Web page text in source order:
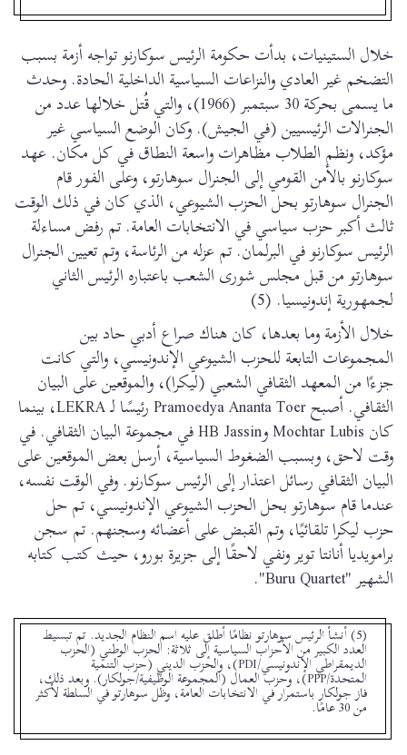
خلال الستينيات، بدأت حكومة الرئيس سوكارنو تواجه أزمة بسبب
التضخم غير العادي والنزاعات السياسية الداخلية الحادة. وحدث
ما يسمى بحركة 30 سبتمبر (1966)، والتي قُتل خلالها عدد من
الجنرالات الرئيسيين (في الجيش). وكان الوضع السياسي غير
مؤكد، ونظم الطلاب مظاهرات واسعة النطاق في كل مكان. عهد
سوكارنو بالأمن القومي إلى الجنرال سوهارتو، وعلى الفور قام
الجنرال سوهارتو بحل الحزب الشيوعي، الذي كان في ذلك الوقت
ثالث أكبر حزب سياسي في الانتخابات العامة. تم رفض مساءلة
الرئيس سوكارنو في البرلمان. تم عزله من الرئاسة، وتم تعيين الجنرال
سوهارتو من قبل مجلس شورى الشعب باعتباره الرئيس الثاني
لجمهورية إندونيسيا. (5)
خلال الأزمة وما بعدها، كان هناك صراع أدبي حاد بين
المجموعات التابعة للحزب الشيوعي الإندونيسي، والتي كانت
جزءًا من المعهد الثقافي الشعبي (ليكرا)، والموقعين على البيان
الثقافي. أصبح Pramoedya Ananta Toer رئيسًا لـ LEKRA، بينما
كان Mochtar Lubis وHB Jassin في مجموعة البيان الثقافي. في
وقت لاحق، وبسبب الضغوط السياسية، أرسل بعض الموقعين على
البيان الثقافي رسائل اعتذار إلى الرئيس سوكارنو. وفي الوقت نفسه،
عندما قام سوهارتو بحل الحزب الشيوعي الإندونيسي، تم حل
حزب ليكرا تلقائيًا، وتم القبض على أعضائه وسجنهم. تم سجن
برامويديا أنانتا توير ونفي لاحقًا إلى جزيرة بورو، حيث كتب كتابه
الشهير "Buru Quartet".
(5) أنشأ الرئيس سوهارتو نظامًا أطلق عليه اسم النظام الجديد. تم تبسيط
العدد الكبير من الأحزاب السياسية إلى ثلاثة: الحزب الوطني (الحزب
الديمقراطي الإندونيسي/PDI)، والحزب الديني (حزب التنمية
المتحدة/PPP)، وحزب العمال (المجموعة الوظيفية/جولكار). وبعد ذلك،
فاز جولكار باستمرار في الانتخابات العامة، وظل سوهارتو في السلطة لأكثر
من 30 عامًا.